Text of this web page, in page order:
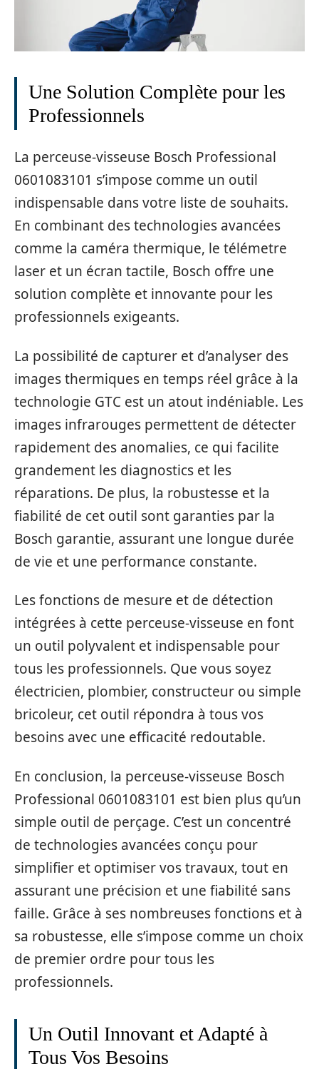
Une Solution Complète pour les
Professionnels
La perceuse-visseuse Bosch Professional
0601083101 s’impose comme un outil
indispensable dans votre liste de souhaits.
En combinant des technologies avancées
comme la caméra thermique, le télémetre
laser et un écran tactile, Bosch offre une
solution complète et innovante pour les
professionnels exigeants.
La possibilité de capturer et d’analyser des
images thermiques en temps réel grâce à la
technologie GTC est un atout indéniable. Les
images infrarouges permettent de détecter
rapidement des anomalies, ce qui facilite
grandement les diagnostics et les
réparations. De plus, la robustesse et la
fiabilité de cet outil sont garanties par la
Bosch garantie, assurant une longue durée
de vie et une performance constante.
Les fonctions de mesure et de détection
intégrées à cette perceuse-visseuse en font
un outil polyvalent et indispensable pour
tous les professionnels. Que vous soyez
électricien, plombier, constructeur ou simple
bricoleur, cet outil répondra à tous vos
besoins avec une efficacité redoutable.
En conclusion, la perceuse-visseuse Bosch
Professional 0601083101 est bien plus qu’un
simple outil de perçage. C’est un concentré
de technologies avancées conçu pour
simplifier et optimiser vos travaux, tout en
assurant une précision et une fiabilité sans
faille. Grâce à ses nombreuses fonctions et à
sa robustesse, elle s’impose comme un choix
de premier ordre pour tous les
professionnels.
Un Outil Innovant et Adapté à
Tous Vos Besoins